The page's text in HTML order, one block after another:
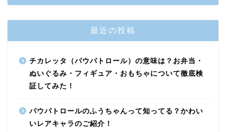
最近の投稿
チカレッタ（パウパトロール）の意味は？お弁当・
ぬいぐるみ・フィギュア・おもちゃについて徹底検
証してみた！
パウパトロールのふうちゃんって知ってる？かわい
いレアキャラのご紹介！